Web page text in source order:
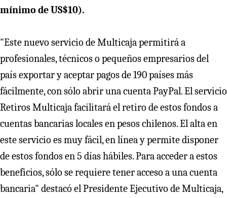
mínimo de US$10).
"Este nuevo servicio de Multicaja permitirá a
profesionales, técnicos o pequeños empresarios del
país exportar y aceptar pagos de 190 países más
fácilmente, con sólo abrir una cuenta PayPal. El servicio
Retiros Multicaja facilitará el retiro de estos fondos a
cuentas bancarias locales en pesos chilenos. El alta en
este servicio es muy fácil, en línea y permite disponer
de estos fondos en 5 días hábiles. Para acceder a estos
beneficios, sólo se requiere tener acceso a una cuenta
bancaria" destacó el Presidente Ejecutivo de Multicaja,